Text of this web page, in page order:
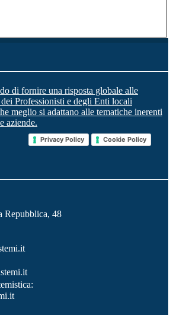
di fornire una risposta globale alle
Professionisti e degli Enti locali
meglio si adattano alle tematiche inerenti
aziende.
Privacy Policy Cookie Policy
Repubblica, 48